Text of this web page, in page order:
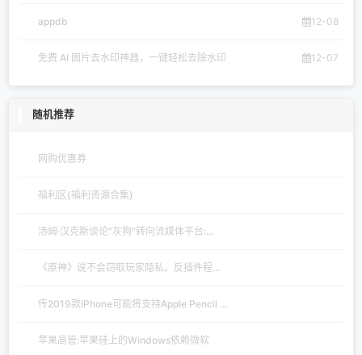
appdb 12-08
免费 AI 图片去水印神器，一键轻松去除水印 12-07
随机推荐
网购优惠券
福利区(福利资源合集)
汤姆·汉克斯谈论“灰狗”转向流媒体平台:...
《原神》说不会窃取玩家隐私。反插件程...
传2019款iPhone可能将支持Apple Pencil ...
苹果高管:苹果硅上的Windows依赖微软